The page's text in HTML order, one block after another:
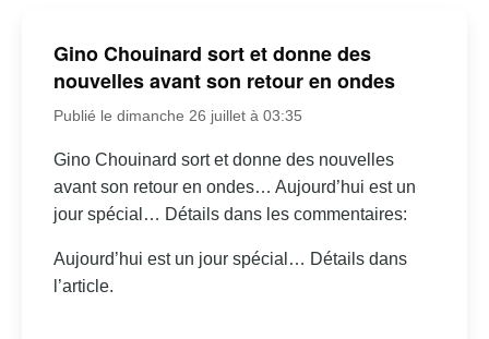
Gino Chouinard sort et donne des
nouvelles avant son retour en ondes
Publié le dimanche 26 juillet à 03:35
Gino Chouinard sort et donne des nouvelles
avant son retour en ondes… Aujourd’hui est un
jour spécial… Détails dans les commentaires:
Aujourd’hui est un jour spécial… Détails dans
l’article.